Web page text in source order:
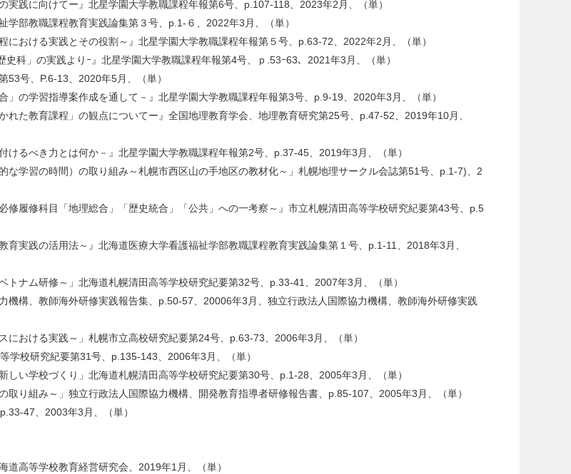
践に向けてー』北星学園大学教職課程年報第6号、p.107-118、2023年2月、（単）
部教職課程教育実践論集第３号、p.1-６、2022年3月、（単）
における実践とその役割～』北星学園大学教職課程年報第５号、p.63-72、2022年2月、（単）
科」の実践よりｰ』北星学園大学教職課程年報第4号、ｐ.53ｰ63、2021年3月、（単）
53号、P.6-13、2020年5月、（単）
」の学習指導案作成を通して－』北星学園大学教職課程年報第3号、p.9-19、2020年3月、（単）
た教育課程」の観点についてー』全国地理教育学会、地理教育研究第25号、p.47-52、2019年10月、
るべき力とは何か－』北星学園大学教職課程年報第2号、p.37-45、2019年3月、（単）
な学習の時間）の取り組み～札幌市西区山の手地区の教材化～」札幌地理サークル会誌第51号、p.1-7)、2
修履修科目「地理総合」「歴史統合」「公共」への一考察～』市立札幌清田高等学校研究紀要第43号、p.5
実践の活用法～』北海道医療大学看護福祉学部教職課程教育実践論集第１号、p.1-11、2018年3月、
トナム研修～」北海道札幌清田高等学校研究紀要第32号、p.33-41、2007年3月、（単）
機構、教師海外研修実践報告集、p.50-57、20006年3月、独立行政法人国際協力機構、教師海外研修実践
おける実践～」札幌市立高校研究紀要第24号、p.63-73、2006年3月、（単）
学校研究紀要第31号、p.135-143、2006年3月、（単）
しい学校づくり」北海道札幌清田高等学校研究紀要第30号、p.1-28、2005年3月、（単）
取り組み～」独立行政法人国際協力機構、開発教育指導者研修報告書、p.85-107、2005年3月、（単）
47、2003年3月、（単）
道高等学校教育経営研究会、2019年1月、（単）